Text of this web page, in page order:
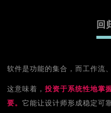
回
软件是功能的集合，而工作流
这意味着， 投资于系统性地掌
要。 它能让设计师形成稳定可